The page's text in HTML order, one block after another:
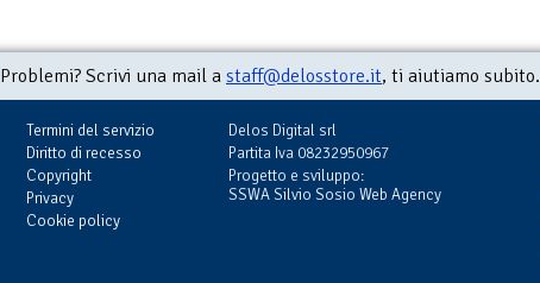
Problemi? Scrivi una mail a staff@delosstore.it, ti aiutiamo subito.
Termini del servizio
Diritto di recesso
Copyright
Privacy
Cookie policy
Delos Digital srl
Partita Iva 08232950967
Progetto e sviluppo:
SSWA Silvio Sosio Web Agency